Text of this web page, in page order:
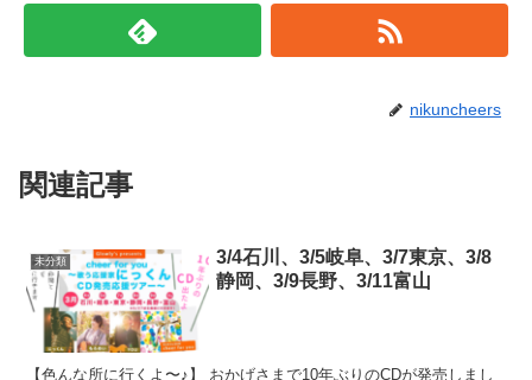
nikuncheers
関連記事
未分類
3/4石川、3/5岐阜、3/7東京、3/8
静岡、3/9長野、3/11富山
【色んな所に行くよ〜♪】 おかげさまで10年ぶりのCDが発売しまし